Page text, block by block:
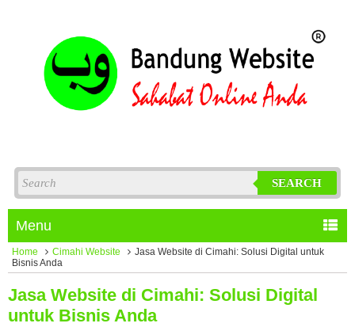
SEARCH
Menu
Home Cimahi Website
Jasa Website di Cimahi: Solusi Digital untuk
Bisnis Anda
Jasa Website di Cimahi: Solusi Digital
untuk Bisnis Anda